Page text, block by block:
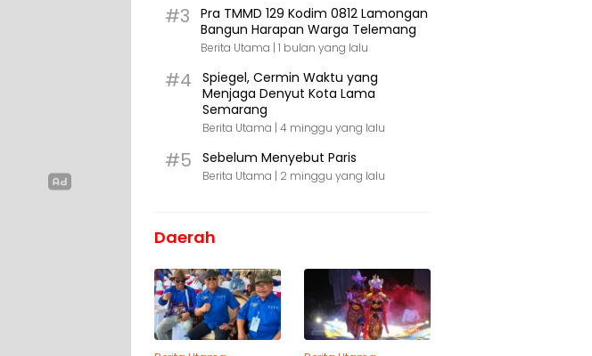
#3
Pra TMMD 129 Kodim 0812 Lamongan
Bangun Harapan Warga Telemang
Berita Utama | 1 bulan yang lalu
#4
Spiegel, Cermin Waktu yang
Menjaga Denyut Kota Lama
Semarang
Berita Utama | 4 minggu yang lalu
#5 Sebelum Menyebut Paris
Berita Utama | 2 minggu yang lalu
Daerah